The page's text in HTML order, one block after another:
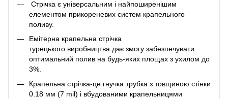
Стрічка є універсальним і найпоширенішим
елементом прикореневих систем крапельного
поливу.
Емітерна крапельна стрічка
турецького виробництва дає змогу забезпечувати
оптимальний полив на будь-яких площах з ухилом до
3%.
Крапельна стрічка-це гнучка трубка з товщиною стінки
0.18 мм (7 mil) і вбудованими крапельницями